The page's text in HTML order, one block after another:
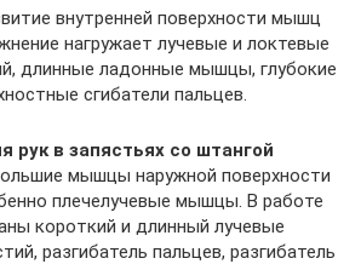
внутренней поверхности мышц
нагружает лучевые и локтевые
длинные ладонные мышцы, глубокие
сгибатели пальцев.
рук в запястьях со штангой
мышцы наружной поверхности
плечелучевые мышцы. В работе
короткий и длинный лучевые
разгибатель пальцев, разгибатель